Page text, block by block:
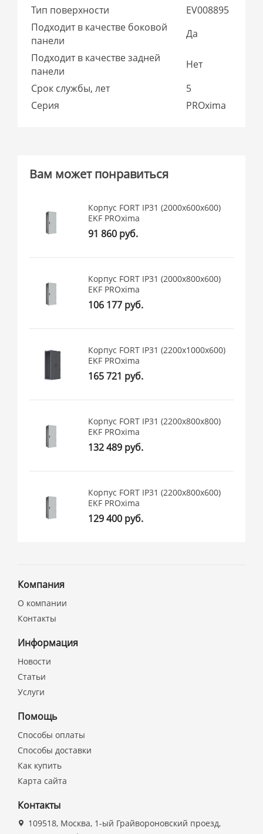
Тип поверхности
EV008895
Подходит в качестве боковой
панели
Да
Подходит в качестве задней
панели
Нет
Срок службы, лет
5
Серия
PROxima
Вам может понравиться
Корпус FORT IP31 (2000x600x600)
EKF PROxima
91 860 руб.
Корпус FORT IP31 (2000x800x600)
EKF PROxima
106 177 руб.
Корпус FORT IP31 (2200x1000x600)
EKF PROxima
165 721 руб.
Корпус FORT IP31 (2200x800x800)
EKF PROxima
132 489 руб.
Корпус FORT IP31 (2200x800x600)
EKF PROxima
129 400 руб.
Компания
О компании
Контакты
Информация
Новости
Статьи
Услуги
Помощь
Способы оплаты
Способы доставки
Как купить
Карта сайта
Контакты
109518, Москва, 1-ый Грайвороновский проезд,